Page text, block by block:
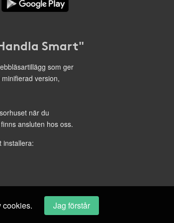
Smart"
som ger
version,
när du
ansluten hos oss.
installera:
cookies. Jag förstår